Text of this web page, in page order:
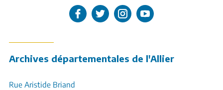
L'Allier sur Facebook
L'Allier sur Twitter
L'Allier sur Instagram
L'Allier sur Youtube
Archives départementales de l'Allier
Rue Aristide Briand